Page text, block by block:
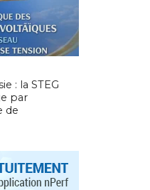
: la STEG
par
de